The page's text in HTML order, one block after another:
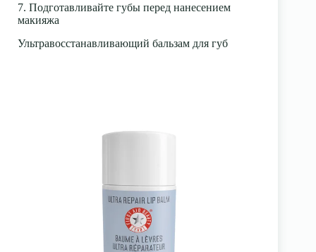
7. Подготавливайте губы перед нанесением
макияжа
Ультравосстанавливающий бальзам для губ